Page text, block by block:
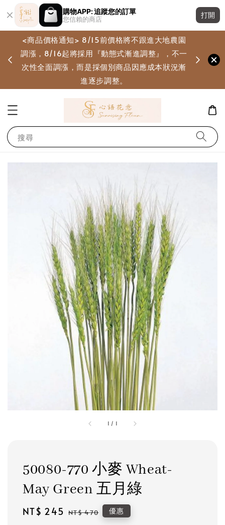
購物APP: 追蹤您的訂單
您信賴的商店
打開
<商品價格通知> 8/15前價格將不跟進大地農園
調漲，8/16起將採用『動態式漸進調整』，不一
次性全面調漲，而是採個別商品因應成本狀況漸
進逐步調整。
搜尋
1 / 1
50080-770 小麥 Wheat-
May Green 五月綠
Sale
NT$ 245 Regular
NT$ 470 優惠